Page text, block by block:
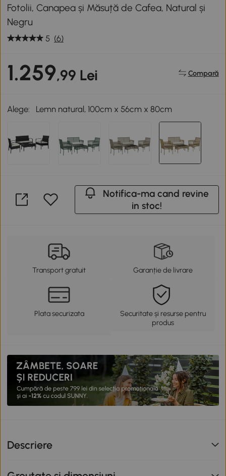
Fotolii, Canapea și Măsuță de Cafea, Natural și
Negru
5 (6)
1.259,99 Lei Compară
Alege: Lemn natural, 100cm x 56cm x 80cm
Notifica-ma cand revine
in stoc!
Transport gratuit Garanție de livrare
Plata securizata
Securitate și resurse pentru
produs
Descriere